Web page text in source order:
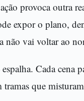
provoca outra
expor o plano,
não vai voltar ao
Cada cena
que